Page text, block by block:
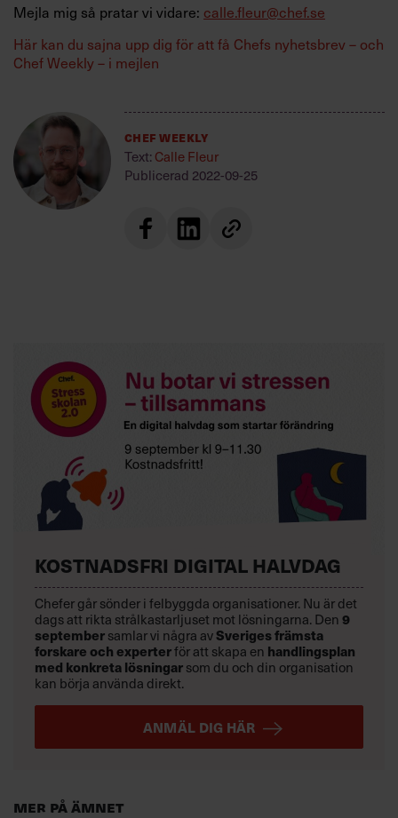
Mejla mig så pratar vi vidare: calle.fleur@chef.se
Här kan du sajna upp dig för att få Chefs nyhetsbrev – och
Chef Weekly – i mejlen
Chef Weekly
Text:Calle Fleur
Publicerad 2022-09-25
Mer på ämnet
KOSTNADSFRI DIGITAL HALVDAG
Chefer går sönder i felbyggda organisationer. Nu är det
dags att rikta strålkastarljuset mot lösningarna. Den9
septembersamlar vi några avSveriges främsta
forskare och experterför att skapa en handlingsplan
med konkreta lösningarsom du och din organisation
kan börja använda direkt.
ANMÄL DIG HÄR